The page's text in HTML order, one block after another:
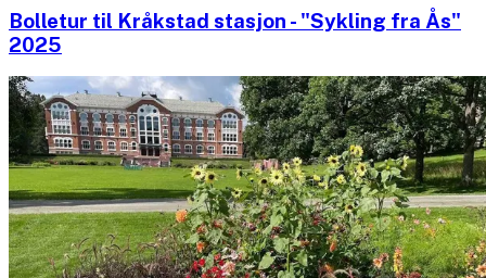
Bolletur til Kråkstad stasjon - "Sykling fra Ås"
2025